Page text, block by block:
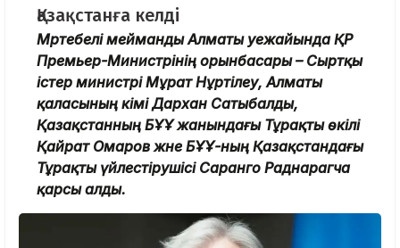
Қазақстанға келді
Мәртебелі мейманды Алматы әуежайында ҚР
Премьер-Министрінің орынбасары – Сыртқы
істер министрі Мұрат Нұртілеу, Алматы
қаласының әкімі Дархан Сатыбалды,
Қазақстанның БҰҰ жанындағы Тұрақты өкілі
Қайрат Омаров және БҰҰ-ның Қазақстандағы
Тұрақты үйлестірушісі Саранго Раднарагча
қарсы алды.